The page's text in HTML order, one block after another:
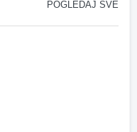
POGLEDAJ SVE